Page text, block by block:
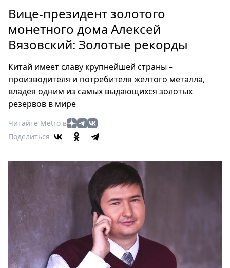
Россия
Мир
Здоровье
Туризм
Мода
Театр
Кино
Афиша
Книги
Выставки
Пресс-
релизы
Стримы
Спецпроекты
Звезды
Вице-президент золотого
монетного дома Алексей
Вязовский: Золотые рекорды
Китай имеет славу крупнейшей страны –
производителя и потребителя жёлтого металла,
владея одним из самых выдающихся золотых
резервов в мире
Читайте Metro в
Поделиться